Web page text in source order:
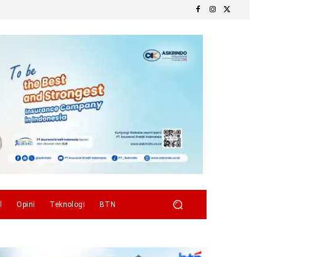
Opini Teknologi BTN